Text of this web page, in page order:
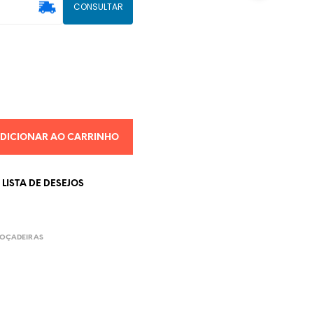
CONSULTAR
AO CARRINHO
DE DESEJOS